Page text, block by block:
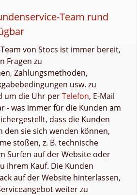
Team rund
von Stocs ist immer bereit,
Fragen zu
Zahlungsmethoden,
usw. zu
um die Uhr perTelefon, E-Mail
- was immer für die Kunden am
dass die Kunden
den sie sich wenden können,
stoßen, z. B. technische
Surfen auf der Website oder
ihrem Kauf. Die Kunden
auf der Website hinterlassen,
weiter zu